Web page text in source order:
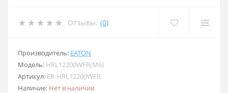
Отзывы: (0)
Производитель: EATON
Модель: HRL12200WFR(M6)
Артикул: ER-HRL12200WFR
Наличие: Нет в наличии